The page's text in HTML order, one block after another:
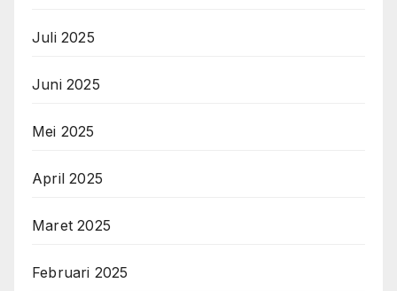
Juli 2025
Juni 2025
Mei 2025
April 2025
Maret 2025
Februari 2025